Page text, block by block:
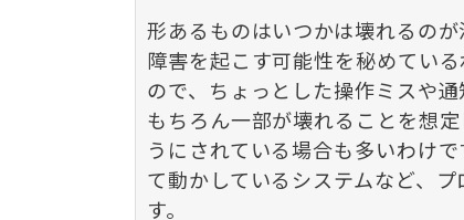
形あるものはいつかは壊れるの
障害を起こす可能性を秘めてい
ので、ちょっとした操作ミスや
もちろん一部が壊れることを想
うにされている場合も多いわけ
て動かしているシステムなど、
す。